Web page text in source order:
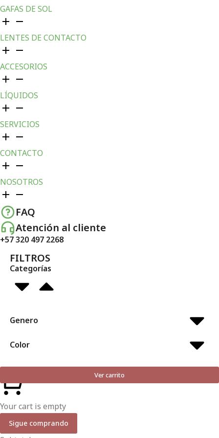
GAFAS DE SOL
LENTES DE CONTACTO
ACCESORIOS
LÍQUIDOS
SERVICIOS
CONTACTO
NOSOTROS
FAQ
Atención al cliente
+57 320 497 2268
FILTROS
Categorías
Genero
Color
Ver carrito
Your cart is empty
Sigue comprando